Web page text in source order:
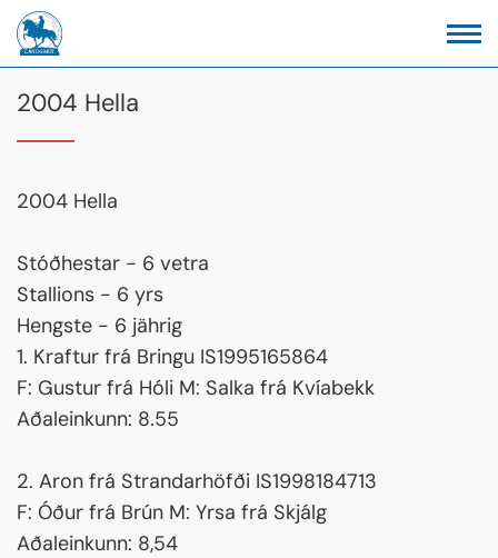
2004 Hella
2004 Hella
Stóðhestar - 6 vetra
Stallions - 6 yrs
Hengste - 6 jährig
1. Kraftur frá Bringu IS1995165864
F: Gustur frá Hóli M: Salka frá Kvíabekk
Aðaleinkunn: 8.55
2. Aron frá Strandarhöfði IS1998184713
F: Óður frá Brún M: Yrsa frá Skjálg
Aðaleinkunn: 8,54